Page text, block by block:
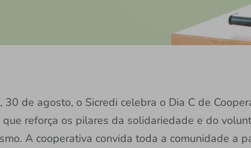
30 de agosto, o Sicredi celebra o Dia C de
que reforça os pilares da solidariedade e do
A cooperativa convida toda a comunidade a